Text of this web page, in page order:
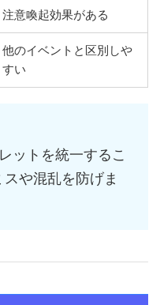
注意喚起効果がある
他のイベントと区別しや
すい
ットを統一するこ
や混乱を防げま